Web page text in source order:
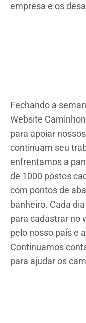
empresa e os
Fechando a
Website
para apoiar
continuam seu
enfrentamos a
de 1000 postos
com pontos de
banheiro. Cada
para cadastrar no
pelo nosso país e
Continuamos
para ajudar os